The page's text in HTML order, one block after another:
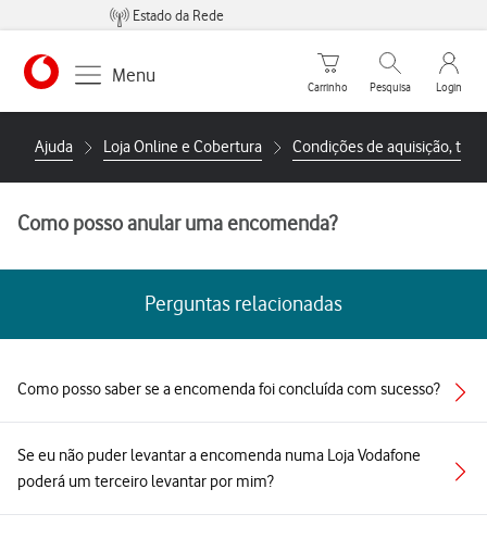
Estado da Rede
https://www.vodafone.pt
Menu
Carrinho de compras
Carrinho
Pesquisar
Pesquisa
My
Login
Ajuda Loja Online e Cobertura Condições de aquisição,
Como posso anular uma encomenda?
Perguntas relacionadas
Como posso saber se a encomenda foi concluída com sucesso?
Se eu não puder levantar a encomenda numa Loja Vodafone
poderá um terceiro levantar por mim?